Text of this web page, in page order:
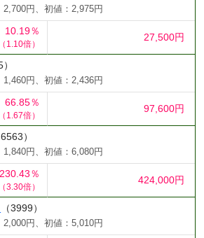
2,700円、初値：2,975円
10.19％
（1.10倍）
27,500円
1,460円、初値：2,436円
66.85％
（1.67倍）
97,600円
6563）
1,840円、初値：6,080円
230.43％
（3.30倍）
424,000円
（3999）
2,000円、初値：5,010円